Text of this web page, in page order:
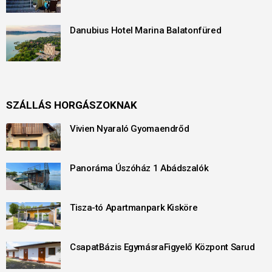
Danubius Hotel Marina Balatonfüred
SZÁLLÁS HORGÁSZOKNAK
Vivien Nyaraló Gyomaendrőd
Panoráma Úszóház 1 Abádszalók
Tisza-tó Apartmanpark Kisköre
CsapatBázis EgymásraFigyelő Központ Sarud